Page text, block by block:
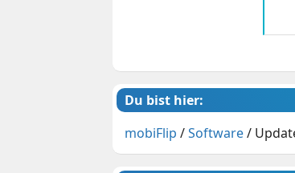
Du bist hier:
mobiFlip /Software/